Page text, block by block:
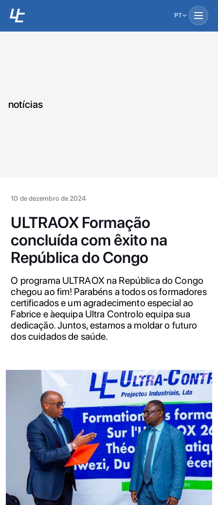
PT
notícias
10 de dezembro de 2024
ULTRAOX Formação
concluída com êxito na
República do Congo
O programa ULTRAOX na República do Congo
chegou ao fim! Parabéns a todos os formadores
certificados e um agradecimento especial ao
Fabrice e àequipa Ultra Controlo equipa sua
dedicação. Juntos, estamos a moldar o futuro
dos cuidados de saúde.